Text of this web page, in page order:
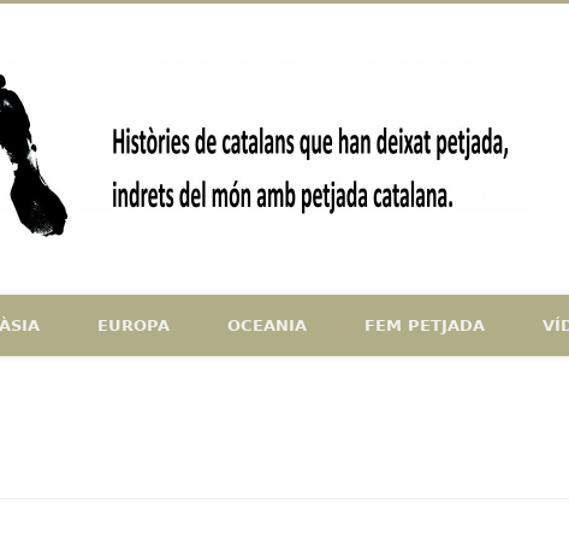
del món amb petjada catalana
ÀSIA EUROPA OCEANIA FEM PETJADA